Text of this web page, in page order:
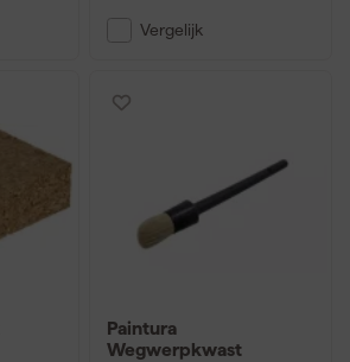
Vergelijk
Paintura
Wegwerpkwast